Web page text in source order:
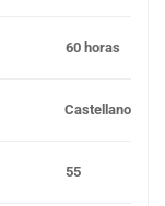
60 horas
Castellano
55